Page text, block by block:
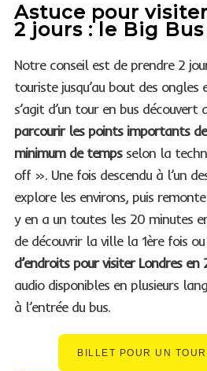
Astuce pour
2 jours : le Big Bus
Notre conseil est de prendre 2
touriste jusqu’au bout des ongles
s’agit d’un tour en bus
parcourir les points importants
minimum de tempsselon la
off ». Une fois descendu à l’un
explore les environs, puis
y en a un toutes les 20 minutes
de découvrir la ville la 1ère fois ou
d’endroits pour visiter Londres en
audio disponibles en plusieurs
à l’entrée du bus.
BILLET POUR UN